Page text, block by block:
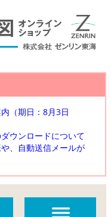
（期日：8月3日
ウンロードについて
、自動送信メールが